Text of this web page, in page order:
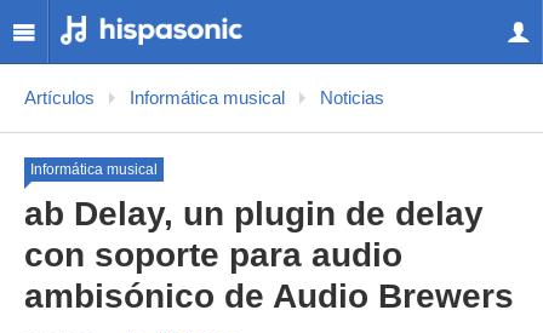
Artículos Informática musical Noticias
Informática musical
ab Delay, un plugin de delay
con soporte para audio
ambisónico de Audio Brewers